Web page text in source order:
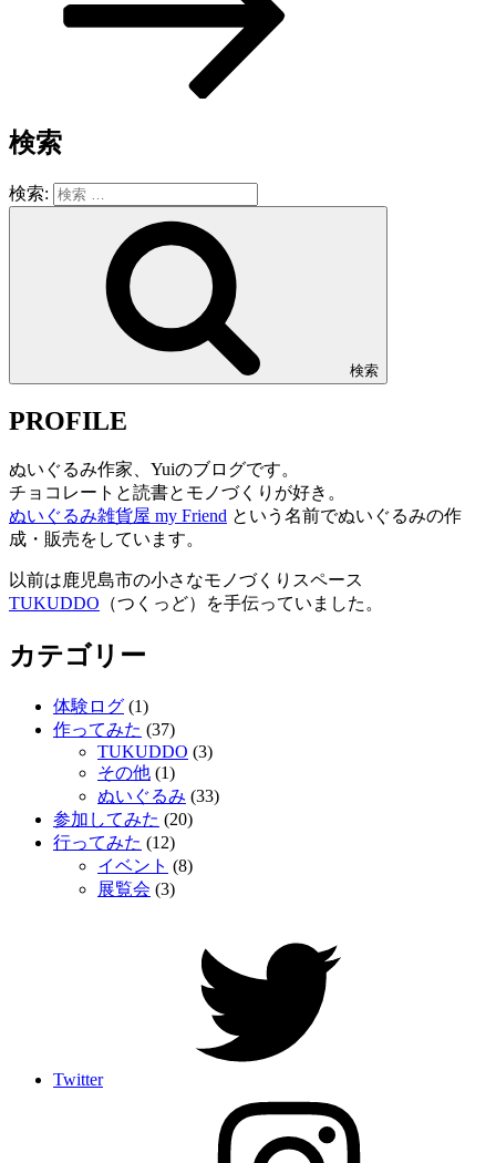
検索
検索:
検索
PROFILE
ぬいぐるみ作家、Yuiのブログです。
チョコレートと読書とモノづくりが好き。
ぬいぐるみ雑貨屋 my Friend という名前でぬいぐるみの作
成・販売をしています。
以前は鹿児島市の小さなモノづくりスペース
TUKUDDO （つくっど）を手伝っていました。
カテゴリー
体験ログ (1)
作ってみた (37)
TUKUDDO (3)
その他 (1)
ぬいぐるみ (33)
参加してみた (20)
行ってみた (12)
イベント (8)
展覧会 (3)
Twitter